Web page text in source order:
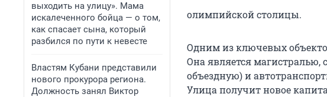
выходить на улицу». Мама
искалеченного бойца — о том,
как спасает сына, который
разбился по пути к невесте
Властям Кубани представили
нового прокурора региона.
Должность занял Виктор
олимпийской столицы.
Одним из ключевых
Она является
объездную) и
Улица получит новое